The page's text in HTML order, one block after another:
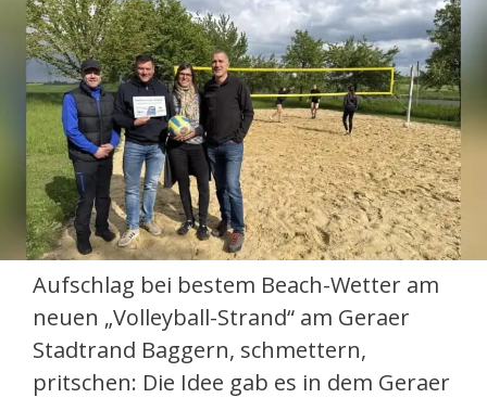
Aufschlag bei bestem Beach-Wetter am
neuen „Volleyball-Strand“ am Geraer
Stadtrand Baggern, schmettern,
pritschen: Die Idee gab es in dem Geraer